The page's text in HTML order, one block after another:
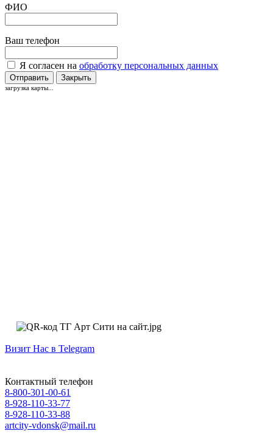
ФИО
Ваш телефон
Я согласен на обработку персональных данных
Отправить Закрыть
загрузка карты...
Визит Нас в Telegram
Контактный телефон
8-800-301-00-61
8-928-110-33-77
8-928-110-33-88
artcity-vdonsk@mail.ru